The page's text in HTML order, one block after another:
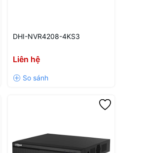
DHI-NVR4208-4KS3
Liên hệ